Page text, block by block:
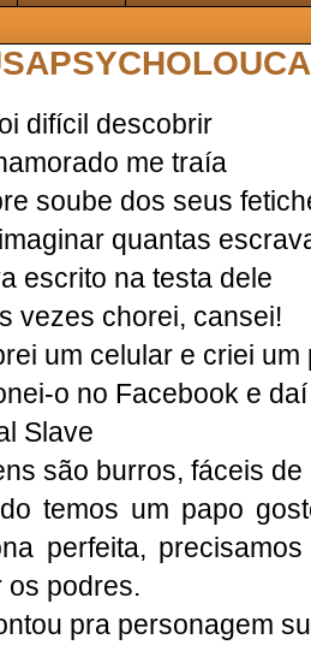
difícil descobrir
me traía
soube dos seus
quantas
escrito na testa dele
vezes chorei, cansei!
um celular e criei um
o no Facebook e
Slave
são burros, fáceis de
temos um papo
perfeita,
os podres.
pra personagem